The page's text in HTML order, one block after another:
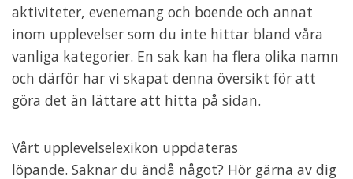
aktiviteter, evenemang och boende och annat
inom upplevelser som du inte hittar bland våra
vanliga kategorier. En sak kan ha flera olika namn
och därför har vi skapat denna översikt för att
göra det än lättare att hitta på sidan.
Vårt upplevelselexikon uppdateras
löpande. Saknar du ändå något? Hör gärna av dig